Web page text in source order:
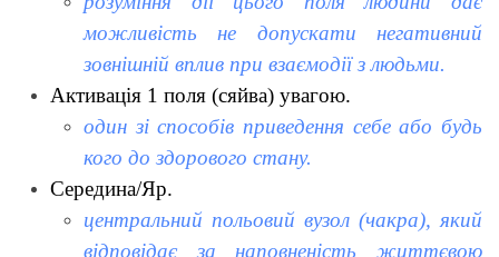
можливість не допускати негативний
зовнішній вплив при взаємодії з людьми.
Активація 1 поля (сяйва) увагою.
один зі способів приведення себе або будь
кого до здорового стану.
Середина/Яр.
центральний польовий вузол (чакра), який
відповідає за наповненість життєвою